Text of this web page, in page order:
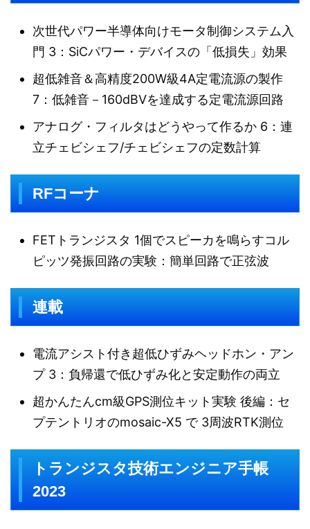
次世代パワー半導体向けモータ制御システム入
門 3：SiCパワー・デバイスの「低損失」効果
超低雑音＆高精度200W級4A定電流源の製作
7：低雑音－160dBVを達成する定電流源回路
アナログ・フィルタはどうやって作るか 6：連
立チェビシェフ/チェビシェフの定数計算
RFコーナ
FETトランジスタ 1個でスピーカを鳴らすコル
ピッツ発振回路の実験：簡単回路で正弦波
連載
電流アシスト付き超低ひずみヘッドホン・アン
プ 3：負帰還で低ひずみ化と安定動作の両立
超かんたんcm級GPS測位キット実験 後編：セ
プテントリオのmosaic-X5 で 3周波RTK測位
トランジスタ技術エンジニア手帳
2023